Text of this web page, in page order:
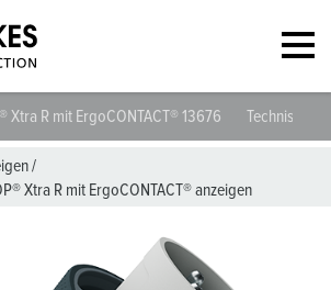
Xtra R mit ErgoCONTACT® 13676 Technische
/
Xtra R mit ErgoCONTACT® anzeigen